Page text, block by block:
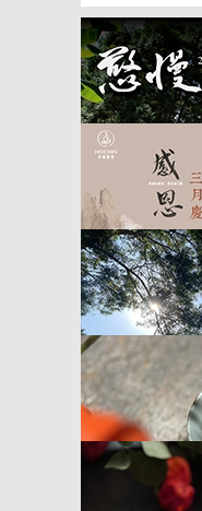
憨慢森活
感恩
路思義